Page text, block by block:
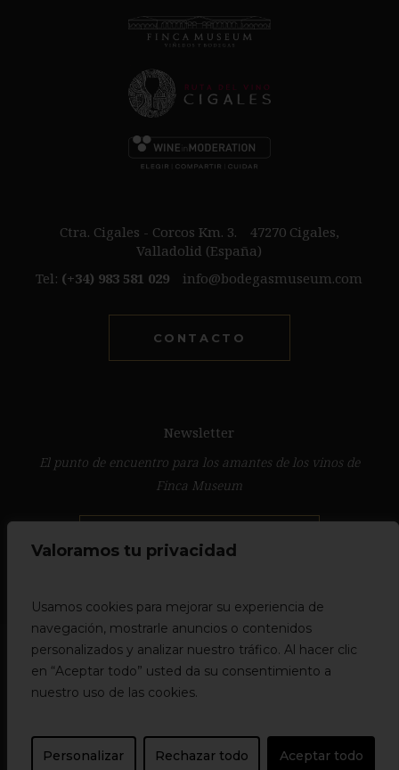
Valoramos tu privacidad
Usamos cookies para mejorar su experiencia de
navegación, mostrarle anuncios o contenidos
personalizados y analizar nuestro tráfico. Al hacer clic
en “Aceptar todo” usted da su consentimiento a
nuestro uso de las cookies.
Personalizar Rechazar todo Aceptar todo
Ctra. Cigales - Corcos Km. 3.
47270 Cigales,
Valladolid (España)
Tel: (+34) 983 581 029 info@bodegasmuseum.com
CONTACTO
Newsletter
El punto de encuentro para los amantes de los vinos de
Finca Museum
Aviso legal
Política de privacidad
Política de cookies
Canal ético
I + D